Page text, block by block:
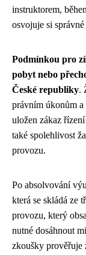
instruktorem,
osvojuje si
Podmínkou pro
pobyt nebo
České republiky.
právním úkonům a
uložen zákaz
také spolehlivost
provozu.
Po absolvování
která se skládá ze
provozu, který
nutné dosáhnout
zkoušky prověřuje